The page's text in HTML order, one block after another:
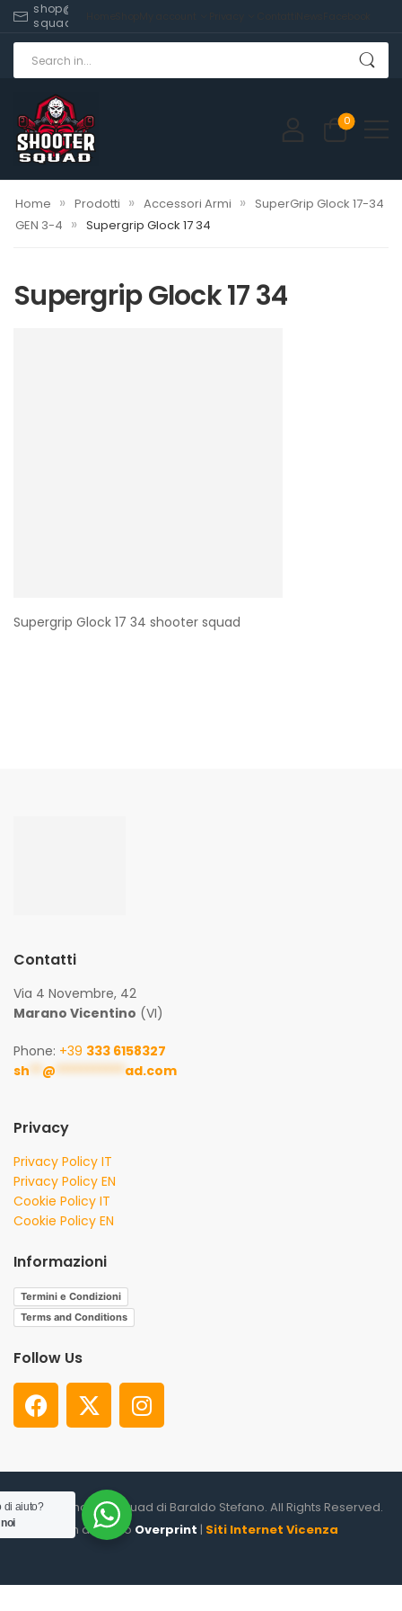
shop@shooter-
squad.com
0
Home » Prodotti » Accessori Armi »
SuperGrip Glock 17-34
GEN 3-4 » Supergrip Glock 17 34
Supergrip Glock 17 34
Supergrip Glock 17 34 shooter squad
Contatti
Via 4 Novembre, 42
Marano Vicentino (VI)
Phone: +39 333 6158327
sh ** @ *********** ad.com
Privacy
Privacy Policy IT
Privacy Policy EN
Cookie Policy IT
Cookie Policy EN
Informazioni
Termini e Condizioni
Terms and Conditions
Follow Us
© 2026. Shooter Squad di Baraldo Stefano. All Rights Reserved.
un altro sito Overprint | Siti Internet Vicenza
di aiuto?